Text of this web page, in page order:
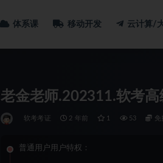
体系课 移动开发 云计算/
老金老师.202311.软考
软考考证 2 年前 1 53 免
普通用户用户特权：